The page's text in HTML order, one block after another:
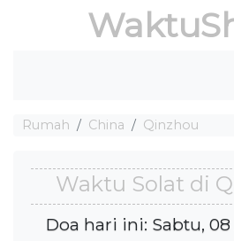
Rumah China Qinzhou
Waktu Solat di
Doa hari ini: Sabtu,